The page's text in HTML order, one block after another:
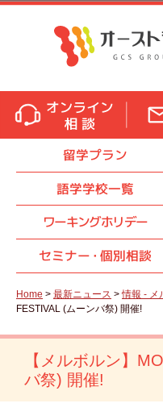
留学プラン
語学学校一覧
ワーキングホリデー
セミナー・ 個別相談
Home > 最新ニュース >情報 - メ
FESTIVAL (ムーンバ祭) 開催!
【メルボルン】
バ祭) 開催!